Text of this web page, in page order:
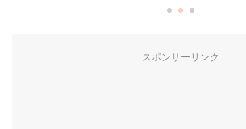
スポンサーリンク